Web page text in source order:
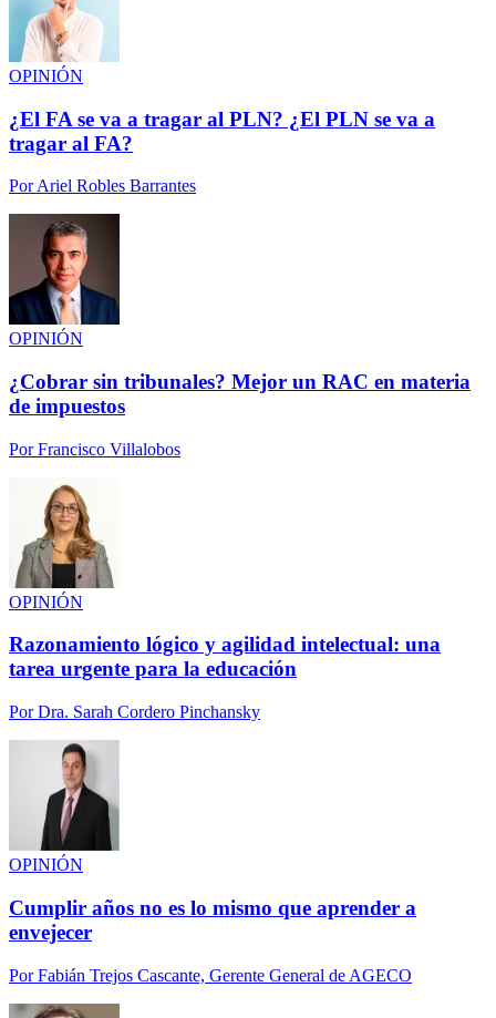
OPINIÓN
¿El FA se va a tragar al PLN? ¿El PLN se va a
tragar al FA?
PorAriel Robles Barrantes
OPINIÓN
¿Cobrar sin tribunales? Mejor un RAC en materia
de impuestos
PorFrancisco Villalobos
OPINIÓN
Razonamiento lógico y agilidad intelectual: una
tarea urgente para la educación
PorDra. Sarah Cordero Pinchansky
OPINIÓN
Cumplir años no es lo mismo que aprender a
envejecer
PorFabián Trejos Cascante, Gerente General de AGECO